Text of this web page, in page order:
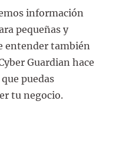
información
pequeñas y
entender también
Guardian hace
puedas
tu negocio.